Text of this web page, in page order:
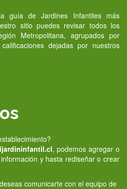
guía de Jardines Infantiles más
sitio puedes revisar todos los
Metropolitana, agrupados por
dejadas por nuestros
, podemos agregar o
y hasta rediseñar o crear
comunicarte con el equipo de